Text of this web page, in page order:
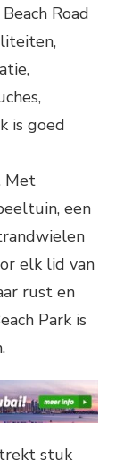
Road
is goed
Met
een
elk lid van
rust en
Park is
stuk